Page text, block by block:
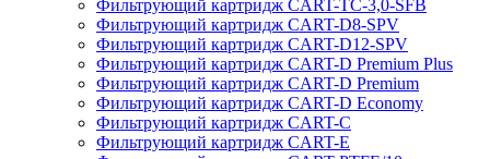
Фильтрующий картридж CART-TC-3,0-SFB
Фильтрующий картридж CART-D8-SPV
Фильтрующий картридж CART-D12-SPV
Фильтрующий картридж CART-D Premium Plus
Фильтрующий картридж CART-D Premium
Фильтрующий картридж CART-D Economy
Фильтрующий картридж CART-C
Фильтрующий картридж CART-E